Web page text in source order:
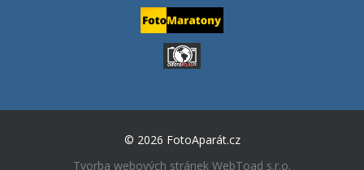
© 2026 FotoAparát.cz
Tvorba webových stránek WebToad s.r.o.